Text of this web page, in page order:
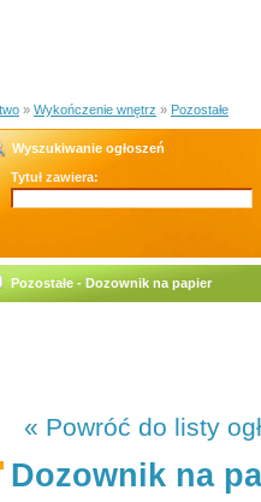
» Wykończenie wnętrz » Pozostałe
Wyszukiwanie ogłoszeń
Tytuł zawiera:
Pozostałe - Dozownik na papier
« Powróć do listy
Dozownik na